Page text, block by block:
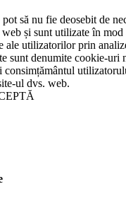
să nu fie deosebit de
și sunt utilizate în mod
ale utilizatorilor prin
sunt denumite cookie-uri
consimțământul
ul dvs. web.